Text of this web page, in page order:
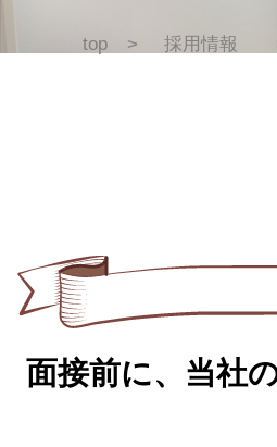
top 採用情報
面接前に、当社